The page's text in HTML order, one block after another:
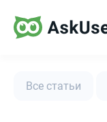
Все статьи